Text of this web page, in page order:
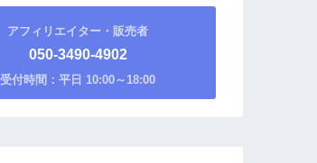
アフィリエイター・販売者
050-3490-4902
受付時間：平日 10:00～18:00